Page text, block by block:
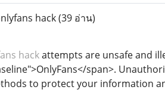
hack(39 อ่าน)
hackattempts are unsafe and
span>.
to protect your information